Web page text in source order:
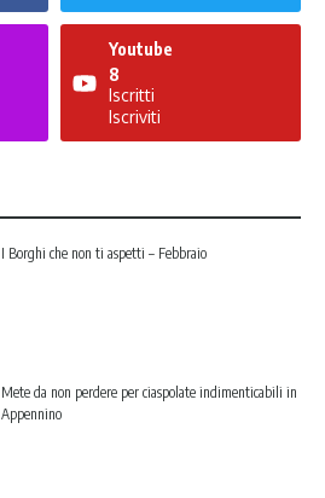
Youtube
8
Iscritti
Iscriviti
I Borghi che non ti aspetti – Febbraio
Mete da non perdere per ciaspolate indimenticabili in
Appennino